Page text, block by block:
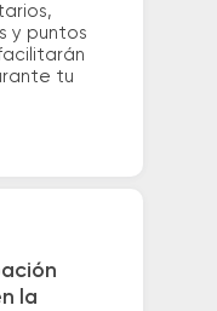
y puntos
tu
la